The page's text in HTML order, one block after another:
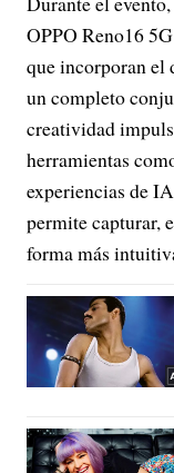
OPPO Reno16
que incorporan el
un completo
creatividad
herramientas
experiencias de
permite capturar,
forma más